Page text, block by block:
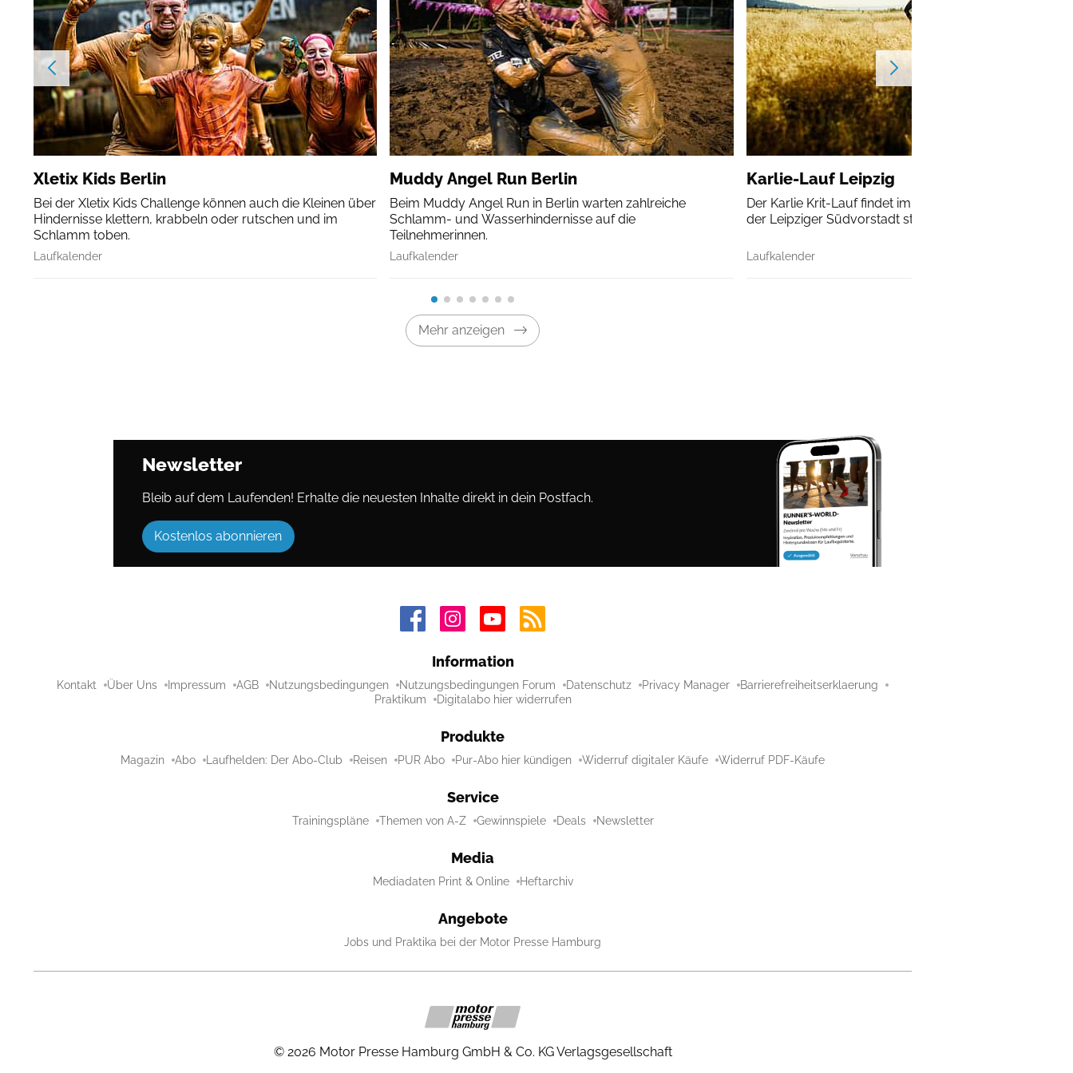
Xletix Kids Berlin
Bei der Xletix Kids Challenge können auch die Kleinen über
Hindernisse klettern, krabbeln oder rutschen und im
Schlamm toben.
Laufkalender
Muddy Angel Run Berlin
Beim Muddy Angel Run in Berlin warten zahlreiche
Schlamm- und Wasserhindernisse auf die
Teilnehmerinnen.
Laufkalender
Karlie-Lauf Leipzig
Der Karlie Krit-Lauf findet im Rahmen des
der Leipziger Südvorstadt statt.
Laufkalender
Mehr anzeigen
Newsletter
Bleib auf dem Laufenden! Erhalte die neuesten Inhalte direkt in dein Postfach.
Kostenlos abonnieren
Information
Kontakt Über Uns Impressum AGB Nutzungsbedingungen Nutzungsbedingungen Forum Datenschutz Privacy Manager
Barrierefreiheitserklaerung
Praktikum
Digitalabo hier widerrufen
Produkte
Magazin Abo Laufhelden: Der Abo-Club Reisen PUR Abo Pur-Abo hier kündigen Widerruf digitaler Käufe Widerruf PDF-Käufe
Service
Trainingspläne Themen von A-Z Gewinnspiele Deals Newsletter
Media
Mediadaten Print & Online Heftarchiv
Angebote
Jobs und Praktika bei der Motor Presse Hamburg
© 2026 Motor Presse Hamburg GmbH & Co. KG Verlagsgesellschaft